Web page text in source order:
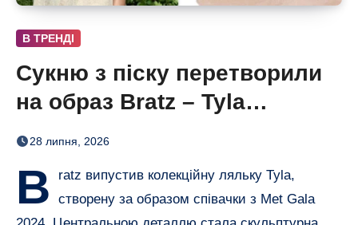
В ТРЕНДІ
Сукню з піску перетворили
на образ Bratz – Tyla
отримала власну ляльку
28 липня, 2026
B
ratz випустив колекційну ляльку Tyla,
створену за образом співачки з Met Gala